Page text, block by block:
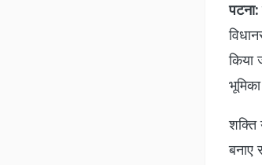
पटना:
किया
शक्ति
बनाए